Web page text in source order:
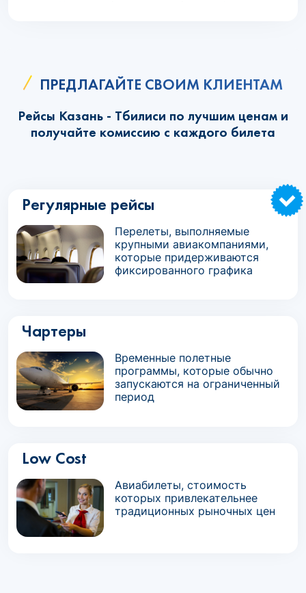
ПРЕДЛАГАЙТЕ СВОИМ КЛИЕНТАМ
Рейсы Казань - Тбилиси по лучшим ценам и
получайте комиссию с каждого билета
Регулярные рейсы
Перелеты, выполняемые
крупными авиакомпаниями,
которые придерживаются
фиксированного графика
Чартеры
Временные полетные
программы, которые обычно
запускаются на ограниченный
период
Low Cost
Авиабилеты, стоимость
которых привлекательнее
традиционных рыночных цен